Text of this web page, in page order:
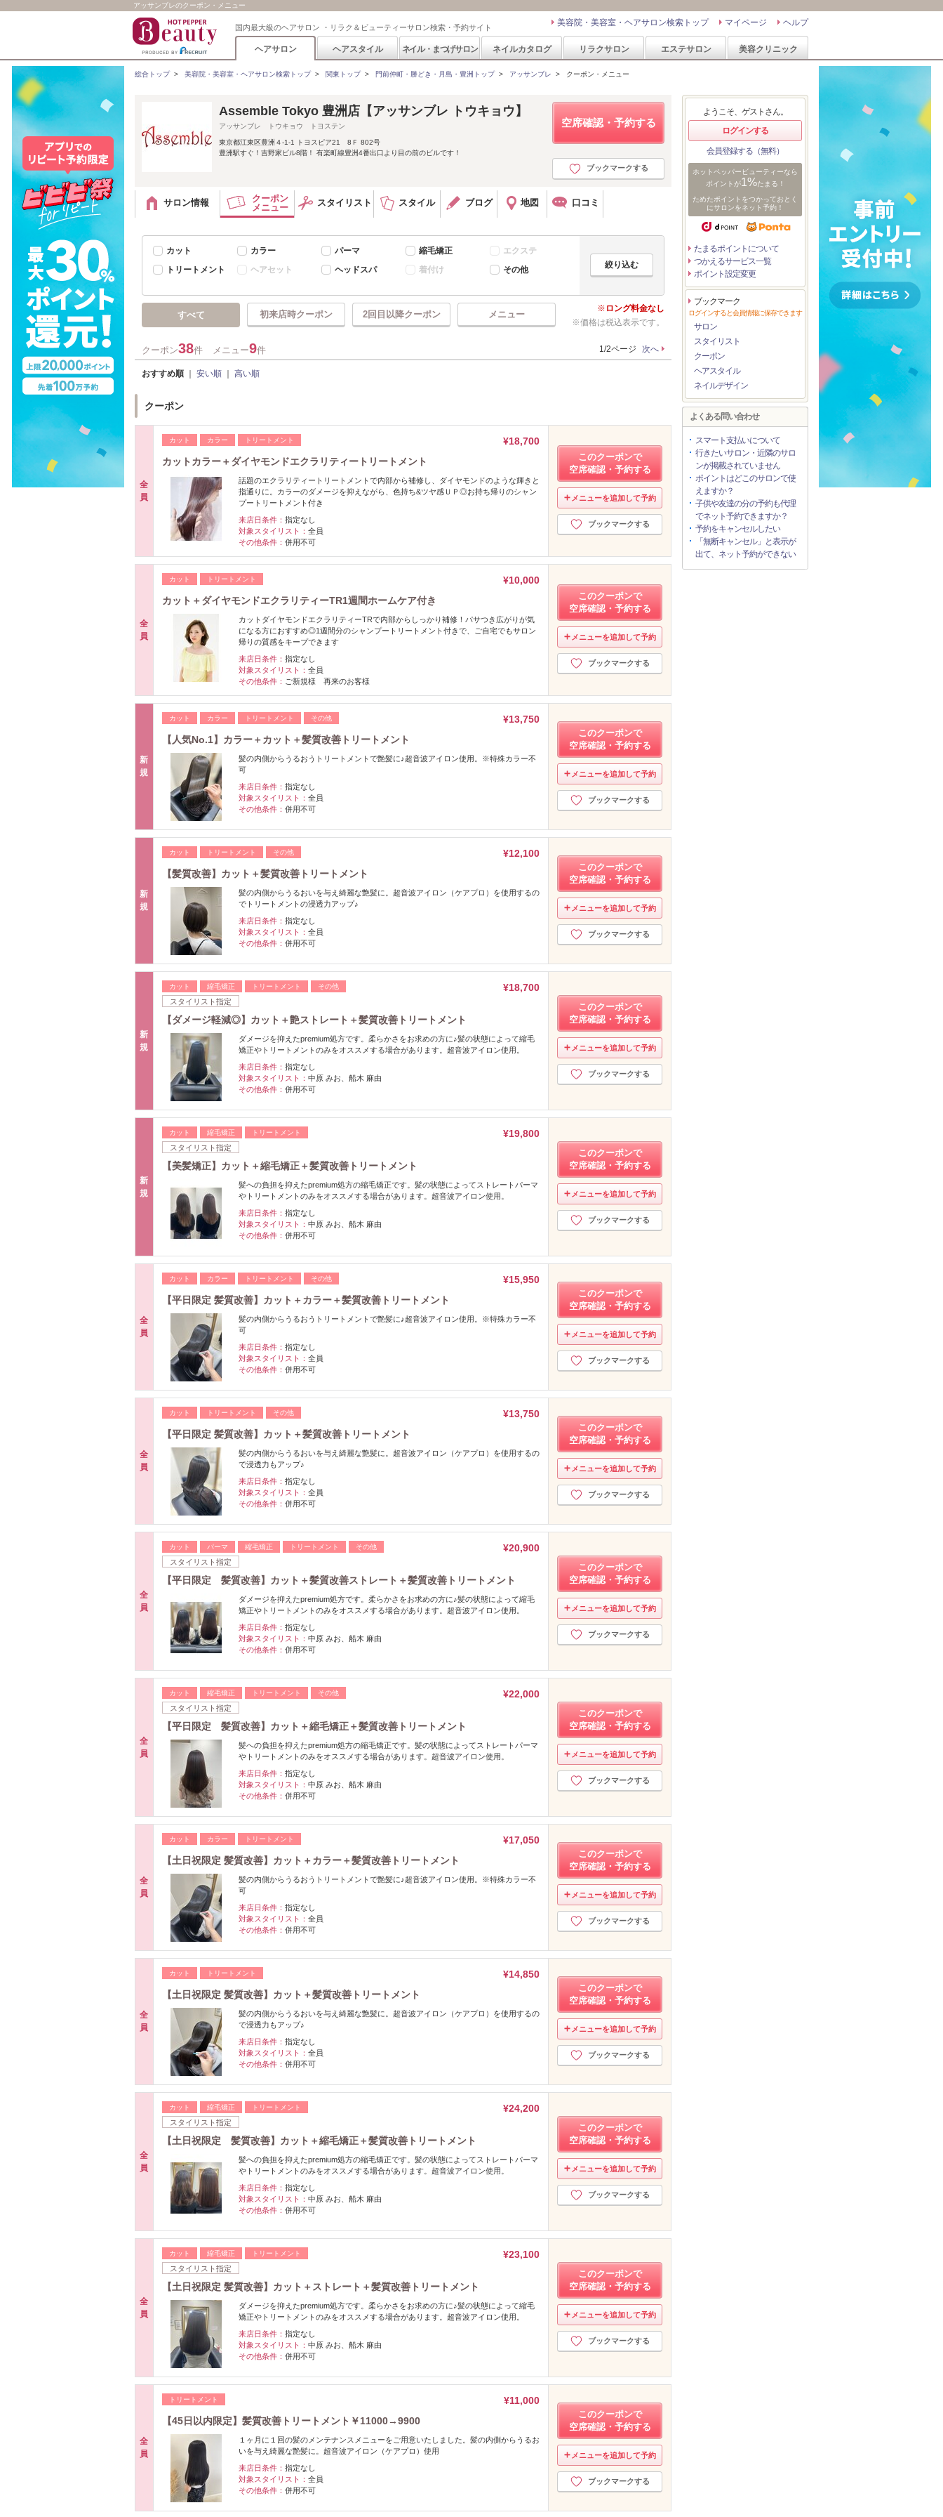
アッサンブレのクーポン・メニュー
国内最大級のヘアサロン ・リラク＆ビューティーサロン検索・予約サイト ヘルプ
マイページ
美容院・美容室・ヘアサロン検索トップ
ヘアサロン ヘアスタイル ネイル・まつげサロン ネイルカタログ リラクサロン エステサロン 美容クリニック
総合トップ> 美容院・美容室・ヘアサロン検索トップ> 関東トップ> 門前仲町・勝どき・月島・豊洲トップ> アッサンブレ > クーポン・メニュー
空席確認・予約する
ブックマークする
Assemble Tokyo 豊洲店【アッサンブレ トウキョウ】
アッサンブレ トウキョウ トヨステン
東京都江東区豊洲４-1-1 トヨスピア21 8Ｆ 802号
豊洲駅すぐ！吉野家ビル8階！ 有楽町線豊洲4番出口より目の前のビルです！
サロン情報
クーポン
メニュー
スタイリスト スタイル ブログ 地図 口コミ
カット カラー パーマ 縮毛矯正
エクステ
トリートメント
ヘアセット ヘッドスパ 着付け その他
すべて 初来店時クーポン 2回目以降クーポン メニュー
ロング料金なし
価格は税込表示です。
クーポン38件 メニュー9件 1/2ページ 次へ
おすすめ順 ｜ 安い順 ｜ 高い順
クーポン
全
員
カット カラー トリートメント
¥18,700
カットカラー＋ダイヤモンドエクラリティートリートメント
話題のエクラリティートリートメントで内部から補修し、ダイヤモンドのような輝きと
指通りに。カラーのダメージを抑えながら、色持ち&ツヤ感ＵＰ◎お持ち帰りのシャン
プートリートメント付き
来店日条件： 指定なし
対象スタイリスト： 全員
その他条件： 併用不可
このクーポンで
空席確認・予約する
メニューを追加して予約
ブックマークする
全
員
カット トリートメント
¥10,000
カット＋ダイヤモンドエクラリティーTR1週間ホームケア付き
カットダイヤモンドエクラリティーTRで内部からしっかり補修！パサつき広がりが気
になる方におすすめ◎1週間分のシャンプートリートメント付きで、ご自宅でもサロン
帰りの質感をキープできます
来店日条件： 指定なし
対象スタイリスト： 全員
その他条件： ご新規様 再来のお客様
このクーポンで
空席確認・予約する
メニューを追加して予約
ブックマークする
新
規
カット カラー トリートメント その他
¥13,750
【人気No.1】カラー＋カット＋髪質改善トリートメント
髪の内側からうるおうトリートメントで艶髪に♪超音波アイロン使用。※特殊カラー不
可
来店日条件： 指定なし
対象スタイリスト： 全員
その他条件： 併用不可
このクーポンで
空席確認・予約する
メニューを追加して予約
ブックマークする
新
規
カット トリートメント その他
¥12,100
【髪質改善】カット＋髪質改善トリートメント
髪の内側からうるおいを与え綺麗な艶髪に。超音波アイロン（ケアプロ）を使用するの
でトリートメントの浸透力アップ♪
来店日条件： 指定なし
対象スタイリスト： 全員
その他条件： 併用不可
このクーポンで
空席確認・予約する
メニューを追加して予約
ブックマークする
新
規
カット 縮毛矯正 トリートメント その他
スタイリスト指定
¥18,700
【ダメージ軽減◎】カット＋艶ストレート＋髪質改善トリートメント
ダメージを抑えたpremium処方です。柔らかさをお求めの方に♪髪の状態によって縮毛
矯正やトリートメントのみをオススメする場合があります。超音波アイロン使用。
来店日条件： 指定なし
対象スタイリスト： 中原 みお、船木 麻由
その他条件： 併用不可
このクーポンで
空席確認・予約する
メニューを追加して予約
ブックマークする
新
規
カット 縮毛矯正 トリートメント
スタイリスト指定
¥19,800
【美髪矯正】カット＋縮毛矯正＋髪質改善トリートメント
髪への負担を抑えたpremium処方の縮毛矯正です。髪の状態によってストレートパーマ
やトリートメントのみをオススメする場合があります。超音波アイロン使用。
来店日条件： 指定なし
対象スタイリスト： 中原 みお、船木 麻由
その他条件： 併用不可
このクーポンで
空席確認・予約する
メニューを追加して予約
ブックマークする
全
員
カット カラー トリートメント その他
¥15,950
【平日限定 髪質改善】カット＋カラー＋髪質改善トリートメント
髪の内側からうるおうトリートメントで艶髪に♪超音波アイロン使用。※特殊カラー不
可
来店日条件： 指定なし
対象スタイリスト： 全員
その他条件： 併用不可
このクーポンで
空席確認・予約する
メニューを追加して予約
ブックマークする
全
員
カット トリートメント その他
¥13,750
【平日限定 髪質改善】カット＋髪質改善トリートメント
髪の内側からうるおいを与え綺麗な艶髪に。超音波アイロン（ケアプロ）を使用するの
で浸透力もアップ♪
来店日条件： 指定なし
対象スタイリスト： 全員
その他条件： 併用不可
このクーポンで
空席確認・予約する
メニューを追加して予約
ブックマークする
全
員
カット パーマ 縮毛矯正 トリートメント その他
スタイリスト指定
¥20,900
【平日限定 髪質改善】カット＋髪質改善ストレート＋髪質改善トリートメント
ダメージを抑えたpremium処方です。柔らかさをお求めの方に♪髪の状態によって縮毛
矯正やトリートメントのみをオススメする場合があります。超音波アイロン使用。
来店日条件： 指定なし
対象スタイリスト： 中原 みお、船木 麻由
その他条件： 併用不可
このクーポンで
空席確認・予約する
メニューを追加して予約
ブックマークする
全
員
カット 縮毛矯正 トリートメント その他
スタイリスト指定
¥22,000
【平日限定 髪質改善】カット＋縮毛矯正＋髪質改善トリートメント
髪への負担を抑えたpremium処方の縮毛矯正です。髪の状態によってストレートパーマ
やトリートメントのみをオススメする場合があります。超音波アイロン使用。
来店日条件： 指定なし
対象スタイリスト： 中原 みお、船木 麻由
その他条件： 併用不可
このクーポンで
空席確認・予約する
メニューを追加して予約
ブックマークする
全
員
カット カラー トリートメント
¥17,050
【土日祝限定 髪質改善】カット＋カラー＋髪質改善トリートメント
髪の内側からうるおうトリートメントで艶髪に♪超音波アイロン使用。※特殊カラー不
可
来店日条件： 指定なし
対象スタイリスト： 全員
その他条件： 併用不可
このクーポンで
空席確認・予約する
メニューを追加して予約
ブックマークする
全
員
カット トリートメント
¥14,850
【土日祝限定 髪質改善】カット＋髪質改善トリートメント
髪の内側からうるおいを与え綺麗な艶髪に。超音波アイロン（ケアプロ）を使用するの
で浸透力もアップ♪
来店日条件： 指定なし
対象スタイリスト： 全員
その他条件： 併用不可
このクーポンで
空席確認・予約する
メニューを追加して予約
ブックマークする
全
員
カット 縮毛矯正 トリートメント
スタイリスト指定
¥24,200
【土日祝限定 髪質改善】カット＋縮毛矯正＋髪質改善トリートメント
髪への負担を抑えたpremium処方の縮毛矯正です。髪の状態によってストレートパーマ
やトリートメントのみをオススメする場合があります。超音波アイロン使用。
来店日条件： 指定なし
対象スタイリスト： 中原 みお、船木 麻由
その他条件： 併用不可
このクーポンで
空席確認・予約する
メニューを追加して予約
ブックマークする
全
員
カット 縮毛矯正 トリートメント
スタイリスト指定
¥23,100
【土日祝限定 髪質改善】カット＋ストレート＋髪質改善トリートメント
ダメージを抑えたpremium処方です。柔らかさをお求めの方に♪髪の状態によって縮毛
矯正やトリートメントのみをオススメする場合があります。超音波アイロン使用。
来店日条件： 指定なし
対象スタイリスト： 中原 みお、船木 麻由
その他条件： 併用不可
このクーポンで
空席確認・予約する
メニューを追加して予約
ブックマークする
全
員
トリートメント
¥11,000
【45日以内限定】髪質改善トリートメント￥11000→9900
１ヶ月に１回の髪のメンテナンスメニューをご用意いたしました。髪の内側からうるお
いを与え綺麗な艶髪に。超音波アイロン（ケアプロ）使用
来店日条件： 指定なし
対象スタイリスト： 全員
その他条件： 併用不可
このクーポンで
空席確認・予約する
メニューを追加して予約
ブックマークする
ようこそ、ゲストさん。
ログインする
会員登録する（無料）
ホットペッパービューティーなら
ポイントが1%たまる！
ためたポイントをつかっておとく
にサロンをネット予約！
たまるポイントについて
つかえるサービス一覧
ポイント設定変更
ブックマーク
ログインすると会員情報に保存できます
サロン
スタイリスト
クーポン
ヘアスタイル
ネイルデザイン
よくある問い合わせ
スマート支払いについて
行きたいサロン・近隣のサロ
ンが掲載されていません
ポイントはどこのサロンで使
えますか？
子供や友達の分の予約も代理
でネット予約できますか？
予約をキャンセルしたい
「無断キャンセル」と表示が
出て、ネット予約ができない